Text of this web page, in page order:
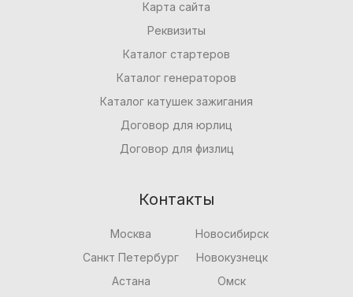
Карта сайта
Реквизиты
Каталог стартеров
Каталог генераторов
Каталог катушек зажигания
Договор для юрлиц
Договор для физлиц
Контакты
Москва
Санкт Петербург
Астана
Новосибирск
Новокузнецк
Омск